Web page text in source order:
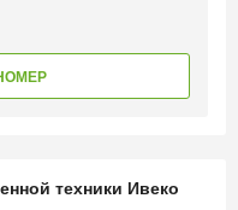
техники Ивеко